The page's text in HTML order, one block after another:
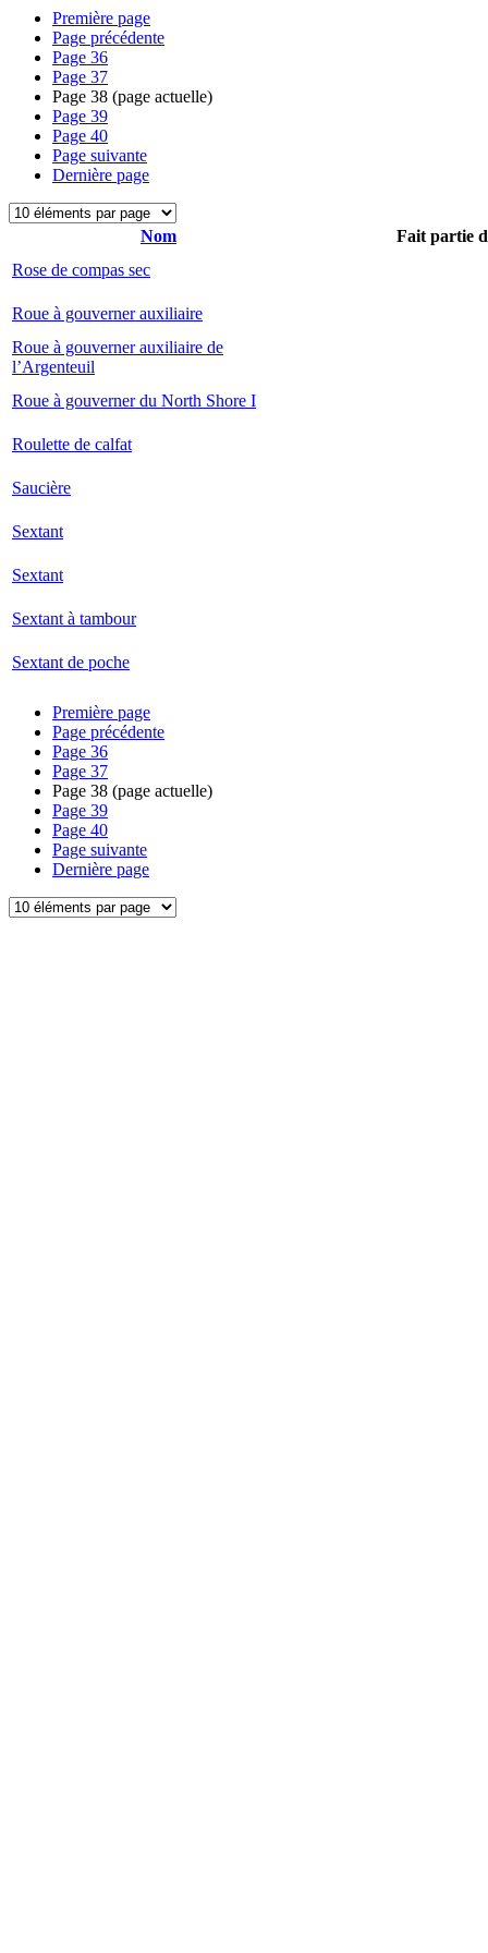
Première page
Page précédente
Page 36
Page 37
Page 38 (page actuelle)
Page 39
Page 40
Page suivante
Dernière page
Nom
Fait partie
Rose de compas sec
Roue à gouverner auxiliaire
Roue à gouverner auxiliaire de
l’Argenteuil
Roue à gouverner du North Shore I
Roulette de calfat
Saucière
Sextant
Sextant
Sextant à tambour
Sextant de poche
Première page
Page précédente
Page 36
Page 37
Page 38 (page actuelle)
Page 39
Page 40
Page suivante
Dernière page